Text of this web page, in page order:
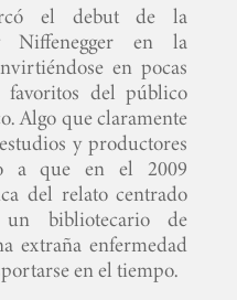
el debut de la
Niffenegger en la
en pocas
del público
Algo que claramente
y productores
a que en el 2009
del relato centrado
bibliotecario de
extraña enfermedad
en el tiempo.